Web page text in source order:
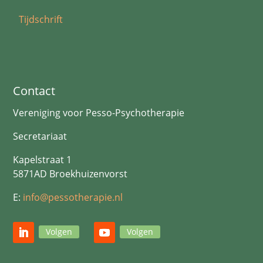
Tijdschrift
Contact
Vereniging voor Pesso-Psychotherapie
Secretariaat
Kapelstraat 1
5871AD Broekhuizenvorst
E: info@pessotherapie.nl
Volgen Volgen